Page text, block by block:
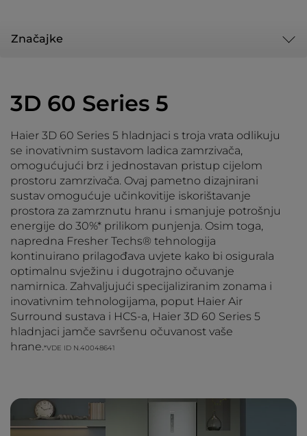
Značajke
3D 60 Series 5
Haier 3D 60 Series 5 hladnjaci s troja vrata odlikuju
se inovativnim sustavom ladica zamrzivača,
omogućujući brz i jednostavan pristup cijelom
prostoru zamrzivača. Ovaj pametno dizajnirani
sustav omogućuje učinkovitije iskorištavanje
prostora za zamrznutu hranu i smanjuje potrošnju
energije do 30%* prilikom punjenja. Osim toga,
napredna Fresher Techs® tehnologija
kontinuirano prilagođava uvjete kako bi osigurala
optimalnu svježinu i dugotrajno očuvanje
namirnica. Zahvaljujući specijaliziranim zonama i
inovativnim tehnologijama, poput Haier Air
Surround sustava i HCS-a, Haier 3D 60 Series 5
hladnjaci jamče savršenu očuvanost vaše
hrane.*VDE ID N.40048641